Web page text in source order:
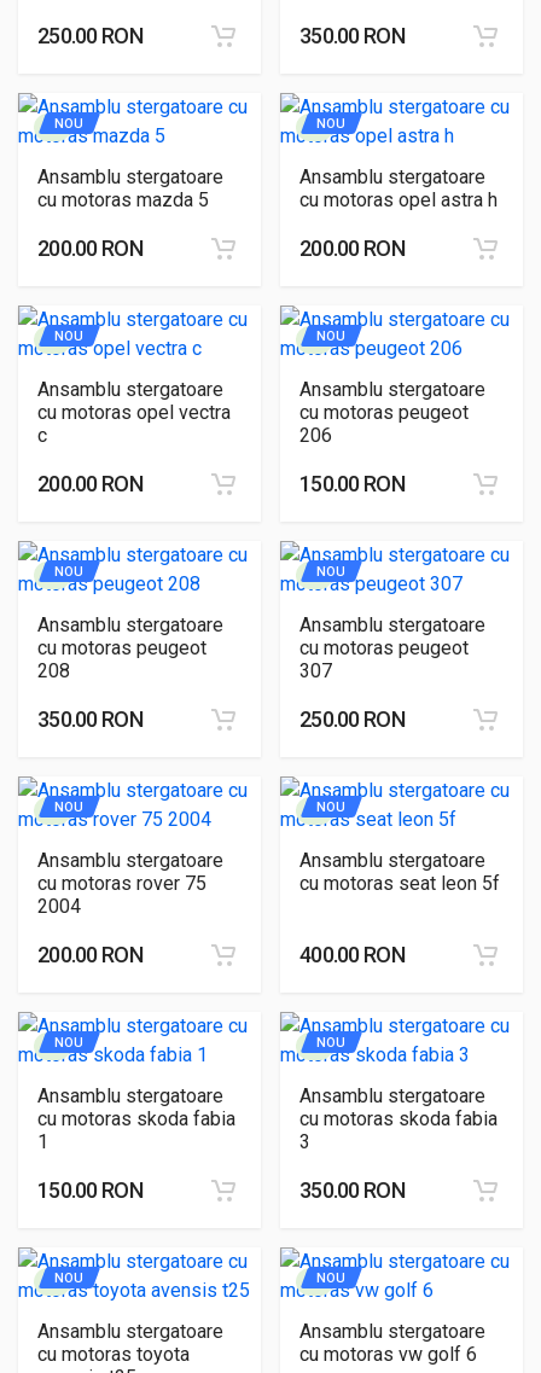
250.00 RON 350.00 RON
NOU
Ansamblu stergatoare
cu motoras mazda 5
200.00 RON
NOU
Ansamblu stergatoare
cu motoras opel astra h
200.00 RON
NOU
Ansamblu stergatoare
cu motoras opel vectra
c
200.00 RON
NOU
Ansamblu stergatoare
cu motoras peugeot
206
150.00 RON
NOU
Ansamblu stergatoare
cu motoras peugeot
208
350.00 RON
NOU
Ansamblu stergatoare
cu motoras peugeot
307
250.00 RON
NOU
Ansamblu stergatoare
cu motoras rover 75
2004
200.00 RON
NOU
Ansamblu stergatoare
cu motoras seat leon 5f
400.00 RON
NOU
Ansamblu stergatoare
cu motoras skoda fabia
1
150.00 RON
NOU
Ansamblu stergatoare
cu motoras skoda fabia
3
350.00 RON
NOU
Ansamblu stergatoare
cu motoras toyota
NOU
Ansamblu stergatoare
cu motoras vw golf 6